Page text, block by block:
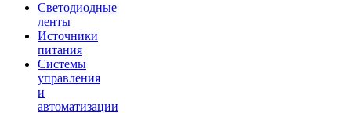
Светодиодные
ленты
Источники
питания
Системы
управления
и
автоматизации